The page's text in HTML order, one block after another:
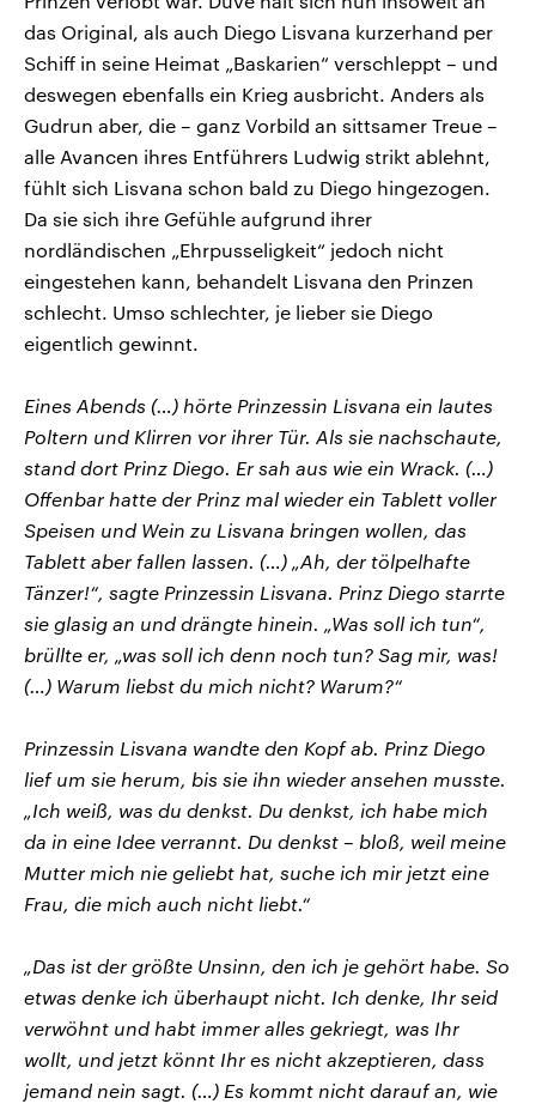
das Original, als auch Diego Lisvana kurzerhand per
Schiff in seine Heimat „Baskarien“ verschleppt – und
deswegen ebenfalls ein Krieg ausbricht. Anders als
Gudrun aber, die – ganz Vorbild an sittsamer Treue –
alle Avancen ihres Entführers Ludwig strikt ablehnt,
fühlt sich Lisvana schon bald zu Diego hingezogen.
Da sie sich ihre Gefühle aufgrund ihrer
nordländischen „Ehrpusseligkeit“ jedoch nicht
eingestehen kann, behandelt Lisvana den Prinzen
schlecht. Umso schlechter, je lieber sie Diego
eigentlich gewinnt.
Eines Abends (…) hörte Prinzessin Lisvana ein lautes
Poltern und Klirren vor ihrer Tür. Als sie nachschaute,
stand dort Prinz Diego. Er sah aus wie ein Wrack. (…)
Offenbar hatte der Prinz mal wieder ein Tablett voller
Speisen und Wein zu Lisvana bringen wollen, das
Tablett aber fallen lassen. (…) „Ah, der tölpelhafte
Tänzer!“, sagte Prinzessin Lisvana. Prinz Diego starrte
sie glasig an und drängte hinein. „Was soll ich tun“,
brüllte er, „was soll ich denn noch tun? Sag mir, was!
(…) Warum liebst du mich nicht? Warum?“
Prinzessin Lisvana wandte den Kopf ab. Prinz Diego
lief um sie herum, bis sie ihn wieder ansehen musste.
„Ich weiß, was du denkst. Du denkst, ich habe mich
da in eine Idee verrannt. Du denkst – bloß, weil meine
Mutter mich nie geliebt hat, suche ich mir jetzt eine
Frau, die mich auch nicht liebt.“
„Das ist der größte Unsinn, den ich je gehört habe. So
etwas denke ich überhaupt nicht. Ich denke, Ihr seid
verwöhnt und habt immer alles gekriegt, was Ihr
wollt, und jetzt könnt Ihr es nicht akzeptieren, dass
jemand nein sagt. (…) Es kommt nicht darauf an, wie